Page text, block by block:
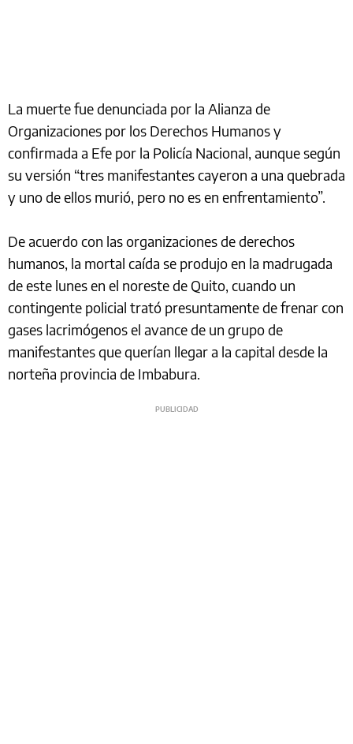
La muerte fue denunciada por la Alianza de
Organizaciones por los Derechos Humanos y
confirmada a Efe por la Policía Nacional, aunque según
su versión “tres manifestantes cayeron a una quebrada
y uno de ellos murió, pero no es en enfrentamiento”.
De acuerdo con las organizaciones de derechos
humanos, la mortal caída se produjo en la madrugada
de este lunes en el noreste de Quito, cuando un
contingente policial trató presuntamente de frenar con
gases lacrimógenos el avance de un grupo de
manifestantes que querían llegar a la capital desde la
norteña provincia de Imbabura.